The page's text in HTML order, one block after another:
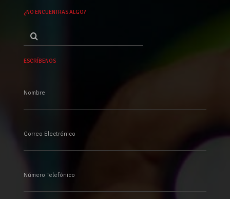
¿NO ENCUENTRAS ALGO?
Buscar
por:
ESCRÍBENOS
Nombre
Correo Electrónico
Número Telefónico